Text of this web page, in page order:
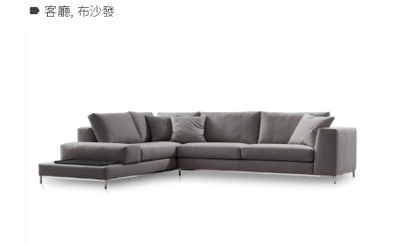
label 客廳, 布沙發